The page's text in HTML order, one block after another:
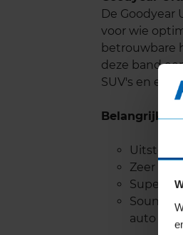
De
voor wie
betrouwbare
deze band
SUV's en
Belangrijke
Zeer
auto tot